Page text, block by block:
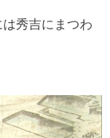
秀吉にまつわ